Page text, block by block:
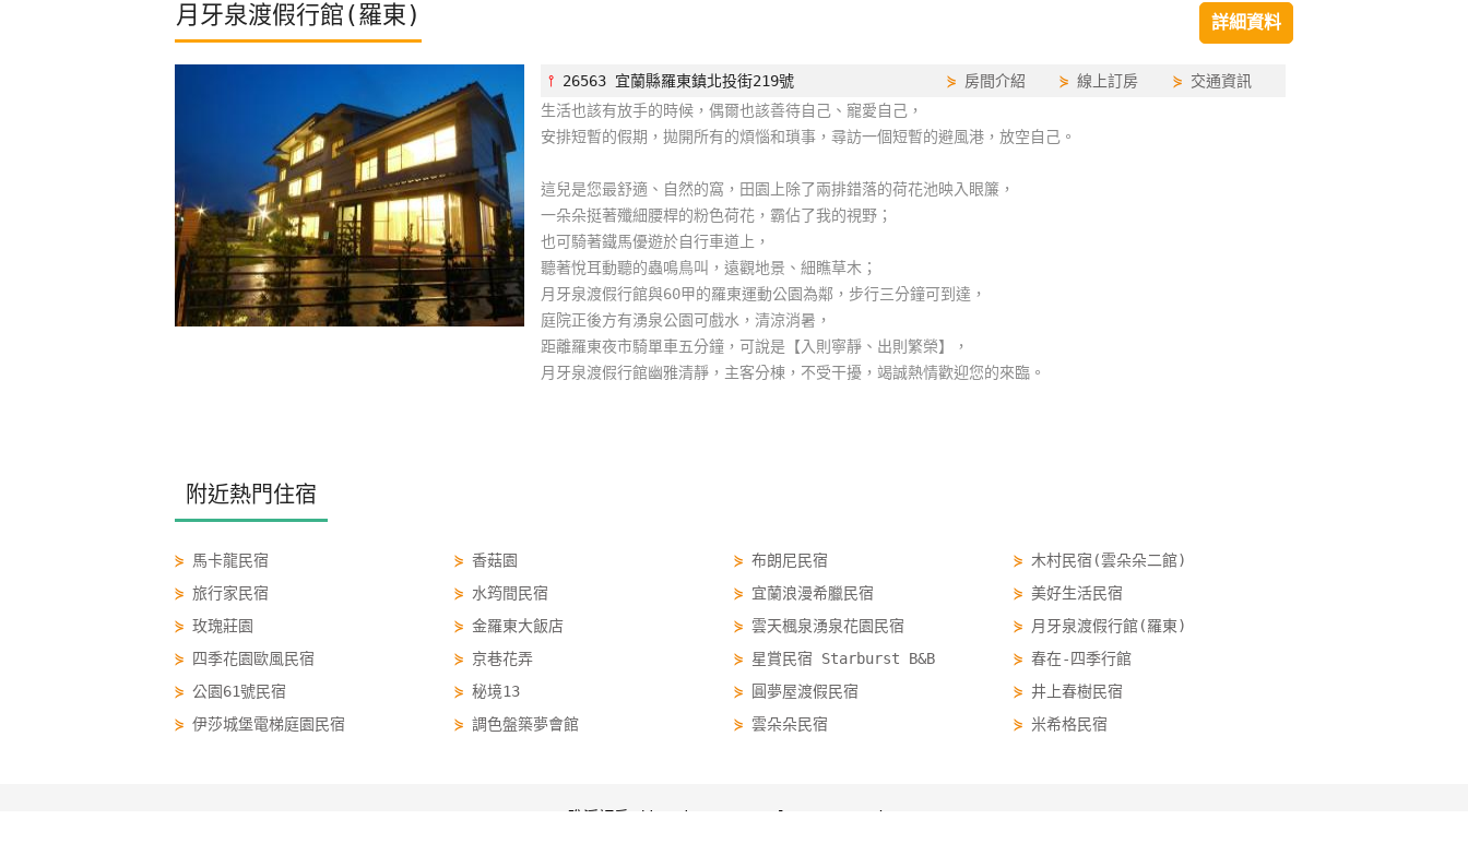
月牙泉渡假行館(羅東) 詳細資料
⫯ 26563 宜蘭縣羅東鎮北投街219號 ⋟ 房間介紹 ⋟線上訂房 ⋟ 交通資訊
生活也該有放手的時候，偶爾也該善待自己、寵愛自己，
安排短暫的假期，拋開所有的煩惱和瑣事，尋訪一個短暫的避風港，放空自己。
這兒是您最舒適、自然的窩，田園上除了兩排錯落的荷花池映入眼簾，
一朵朵挺著殲細腰桿的粉色荷花，霸佔了我的視野；
也可騎著鐵馬優遊於自行車道上，
聽著悅耳動聽的蟲鳴鳥叫，遠觀地景、細瞧草木；
月牙泉渡假行館與60甲的羅東運動公園為鄰，步行三分鐘可到達，
庭院正後方有湧泉公園可戲水，清涼消暑，
距離羅東夜市騎單車五分鐘，可說是【入則寧靜、出則繁榮】，
月牙泉渡假行館幽雅清靜，主客分棟，不受干擾，竭誠熱情歡迎您的來臨。
附近熱門住宿
⋟ 馬卡龍民宿 ⋟ 香菇園 ⋟ 布朗尼民宿 ⋟ 木村民宿(雲朵朵二館)
⋟ 旅行家民宿 ⋟ 水筠間民宿 ⋟ 宜蘭浪漫希臘民宿 ⋟ 美好生活民宿
⋟ 玫瑰莊園 ⋟ 金羅東大飯店 ⋟ 雲天楓泉湧泉花園民宿 ⋟
月牙泉渡假行館(羅東)
⋟
四季花園歐風民宿 ⋟ 京巷花弄 ⋟ 星賞民宿 Starburst B&B ⋟ 春在-四季行館
⋟ 公園61號民宿 ⋟ 秘境13 ⋟ 圓夢屋渡假民宿 ⋟ 井上春樹民宿
⋟ 伊莎城堡電梯庭園民宿 ⋟ 調色盤築夢會館 ⋟ 雲朵朵民宿 ⋟ 米希格民宿
礁溪訂房 jiaoxi.easytravel.com.tw/order